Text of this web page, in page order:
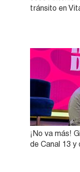
tránsito en
¡No va más!
de Canal 13 y